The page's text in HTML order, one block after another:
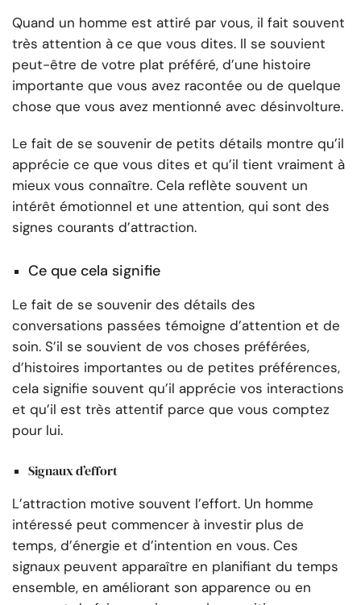
Quand un homme est attiré par vous, il fait souvent
très attention à ce que vous dites. Il se souvient
peut-être de votre plat préféré, d’une histoire
importante que vous avez racontée ou de quelque
chose que vous avez mentionné avec désinvolture.
Le fait de se souvenir de petits détails montre qu’il
apprécie ce que vous dites et qu’il tient vraiment à
mieux vous connaître. Cela reflète souvent un
intérêt émotionnel et une attention, qui sont des
signes courants d’attraction.
Ce que cela signifie
Le fait de se souvenir des détails des
conversations passées témoigne d’attention et de
soin. S’il se souvient de vos choses préférées,
d’histoires importantes ou de petites préférences,
cela signifie souvent qu’il apprécie vos interactions
et qu’il est très attentif parce que vous comptez
pour lui.
Signaux d’effort
L’attraction motive souvent l’effort. Un homme
intéressé peut commencer à investir plus de
temps, d’énergie et d’intention en vous. Ces
signaux peuvent apparaître en planifiant du temps
ensemble, en améliorant son apparence ou en